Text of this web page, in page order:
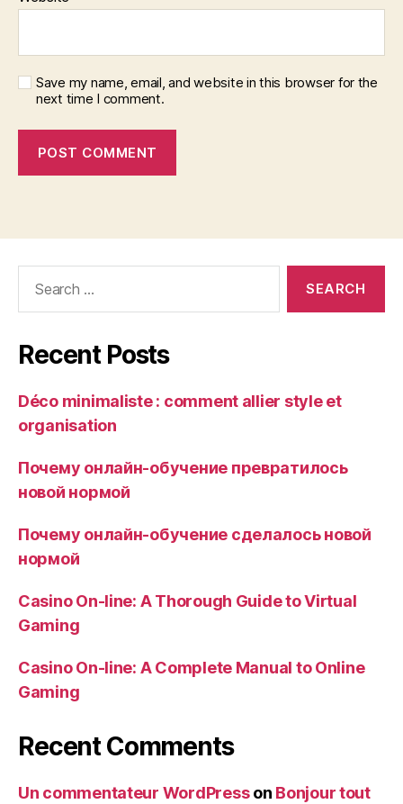
Save my name, email, and website in this browser for the
next time I comment.
Recent Posts
Déco minimaliste : comment allier style et
organisation
Почему онлайн-обучение превратилось
новой нормой
Почему онлайн-обучение сделалось новой
нормой
Casino On-line: A Thorough Guide to Virtual
Gaming
Casino On-line: A Complete Manual to Online
Gaming
Recent Comments
Un commentateur WordPresson Bonjour tout